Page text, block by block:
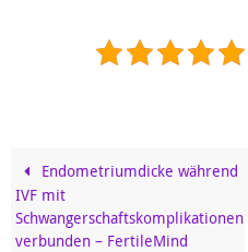
Endometriumdicke während
IVF mit
Schwangerschaftskomplikationen
verbunden – FertileMind